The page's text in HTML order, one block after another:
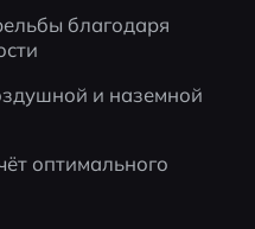
благодаря
и наземной
оптимального